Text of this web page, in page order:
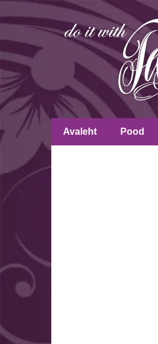
Avaleht Pood